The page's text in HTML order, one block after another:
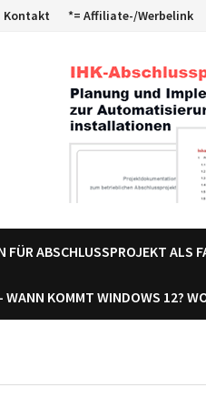
Kontakt *= Affiliate-/Werbelink
FÜR ABSCHLUSSPROJEKT ALS
WANN KOMMT WINDOWS 12?